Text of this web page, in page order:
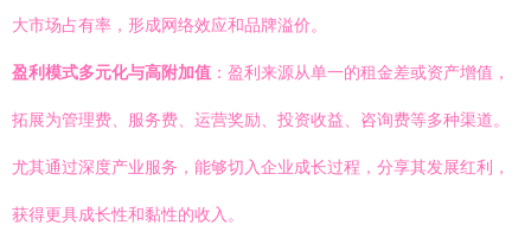
大市场占有率，形成网络效应和品牌溢价。
盈利模式多元化与高附加值 ：盈利来源从单一的租金差或资产增值，
拓展为管理费、服务费、运营奖励、投资收益、咨询费等多种渠道。
尤其通过深度产业服务，能够切入企业成长过程，分享其发展红利，
获得更具成长性和黏性的收入。